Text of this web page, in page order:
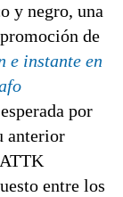
y negro, una
de
e instante en
por
anterior
entre los